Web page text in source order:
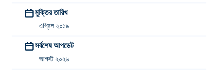
মুক্তির তারিখ
এপ্রিল ২০১৯
সর্বশেষ আপডেট
আগস্ট ২০২৬